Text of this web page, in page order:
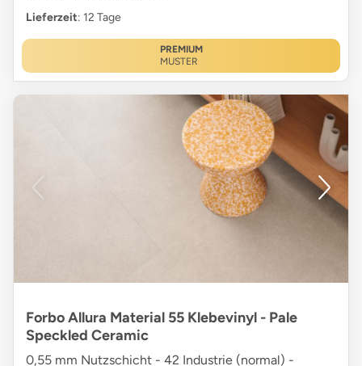
Lieferzeit: 12 Tage
PREMIUM
MUSTER
Forbo Allura Material 55 Klebevinyl - Pale
Speckled Ceramic
0,55 mm Nutzschicht - 42 Industrie (normal) -